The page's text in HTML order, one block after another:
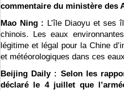
commentaire du ministère des
Mao Ning : L’île Diaoyu et ses
chinois. Les eaux
légitime et légal pour la Chine
et météorologiques dans ces
Beijing Daily : Selon les
déclaré le 4 juillet que